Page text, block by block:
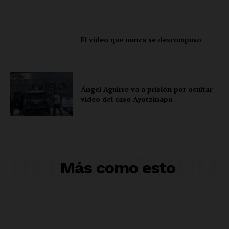
El video que nunca se descompuso
Ángel Aguirre va a prisión por ocultar
video del caso Ayotzinapa
Más como esto
RELACIONADO